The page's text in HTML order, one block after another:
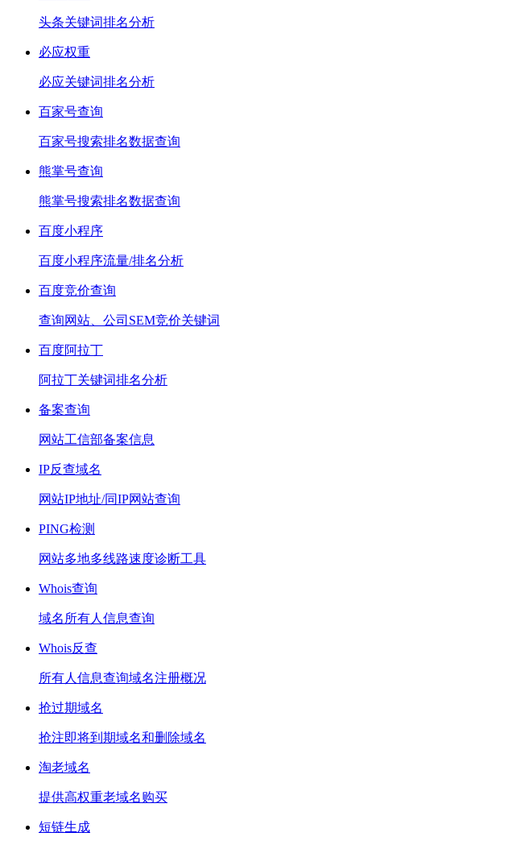
头条关键词排名分析
必应权重
必应关键词排名分析
百家号查询
百家号搜索排名数据查询
熊掌号查询
熊掌号搜索排名数据查询
百度小程序
百度小程序流量/排名分析
百度竞价查询
查询网站、公司SEM竞价关键词
百度阿拉丁
阿拉丁关键词排名分析
备案查询
网站工信部备案信息
IP反查域名
网站IP地址/同IP网站查询
PING检测
网站多地多线路速度诊断工具
Whois查询
域名所有人信息查询
Whois反查
所有人信息查询域名注册概况
抢过期域名
抢注即将到期域名和删除域名
淘老域名
提供高权重老域名购买
短链生成